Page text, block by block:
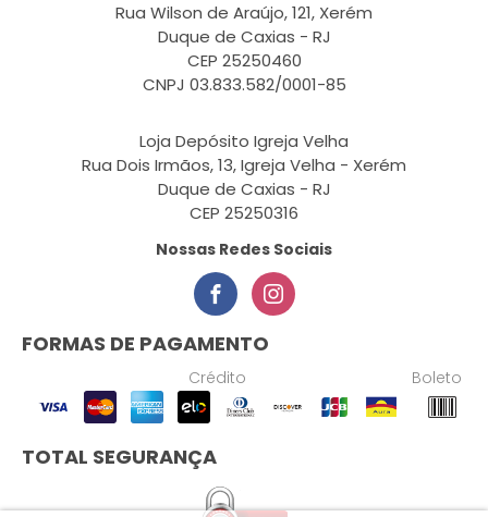
Rua Wilson de Araújo, 121, Xerém
Duque de Caxias - RJ
CEP 25250460
CNPJ 03.833.582/0001-85
Loja Depósito Igreja Velha
Rua Dois Irmãos, 13, Igreja Velha - Xerém
Duque de Caxias - RJ
CEP 25250316
Nossas Redes Sociais
FORMAS DE PAGAMENTO
Crédito Boleto
TOTAL SEGURANÇA